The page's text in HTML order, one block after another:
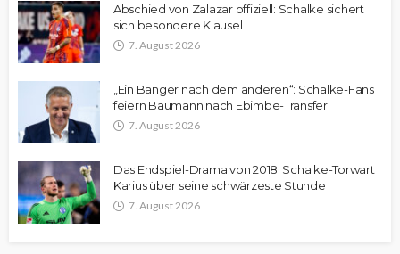
Abschied von Zalazar offiziell: Schalke sichert
sich besondere Klausel
7. August 2026
„Ein Banger nach dem anderen“: Schalke-Fans
feiern Baumann nach Ebimbe-Transfer
7. August 2026
Das Endspiel-Drama von 2018: Schalke-Torwart
Karius über seine schwärzeste Stunde
7. August 2026